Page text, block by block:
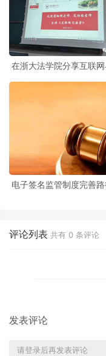
在浙大法学院分享互联网
电子签名监管制度完善
评论列表 共有 0 条评论
发表评论